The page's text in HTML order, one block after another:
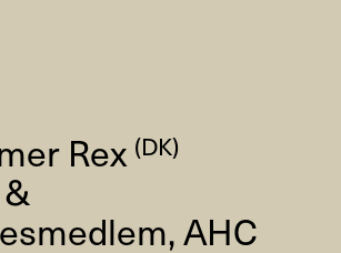
Rex (DK)
AHC